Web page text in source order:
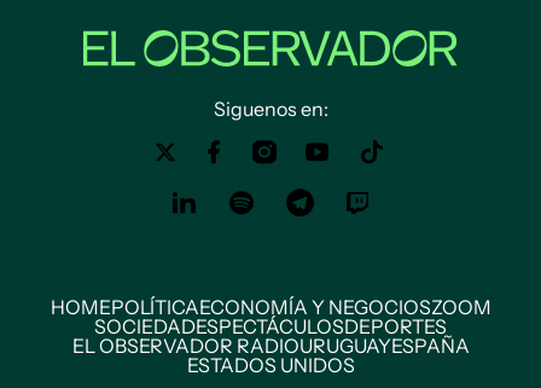
Siguenos en:
HOMEPOLÍTICAECONOMÍA Y NEGOCIOSZOOM
SOCIEDADESPECTÁCULOSDEPORTES
EL OBSERVADOR RADIOURUGUAYESPAÑA
ESTADOS UNIDOS